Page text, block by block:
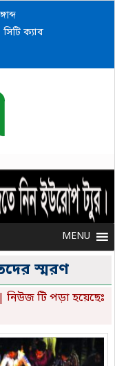
সিটি ক্যাব
MENU
MENU
স্মরণ
নিউজ টি পড়া হয়েছেঃ